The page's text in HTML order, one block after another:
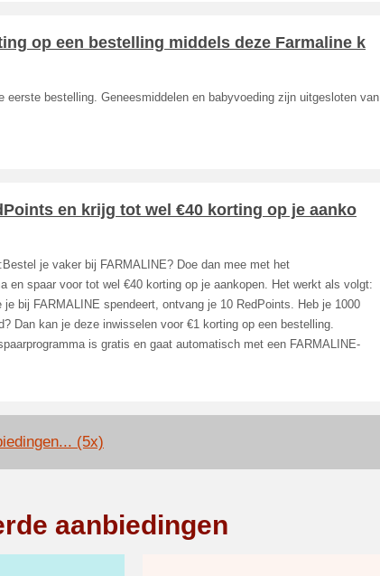
op een bestelling middels deze Farmaline k
eerste bestelling. Geneesmiddelen en babyvoeding zijn uitgesloten van
en krijg tot wel €40 korting op je aanko
je vaker bij FARMALINE? Doe dan mee met het
en spaar voor tot wel €40 korting op je aankopen. Het werkt als volgt:
je bij FARMALINE spendeert, ontvang je 10 RedPoints. Heb je 1000
Dan kan je deze inwisselen voor €1 korting op een bestelling.
is gratis en gaat automatisch met een FARMALINE-
(5x)
aanbiedingen